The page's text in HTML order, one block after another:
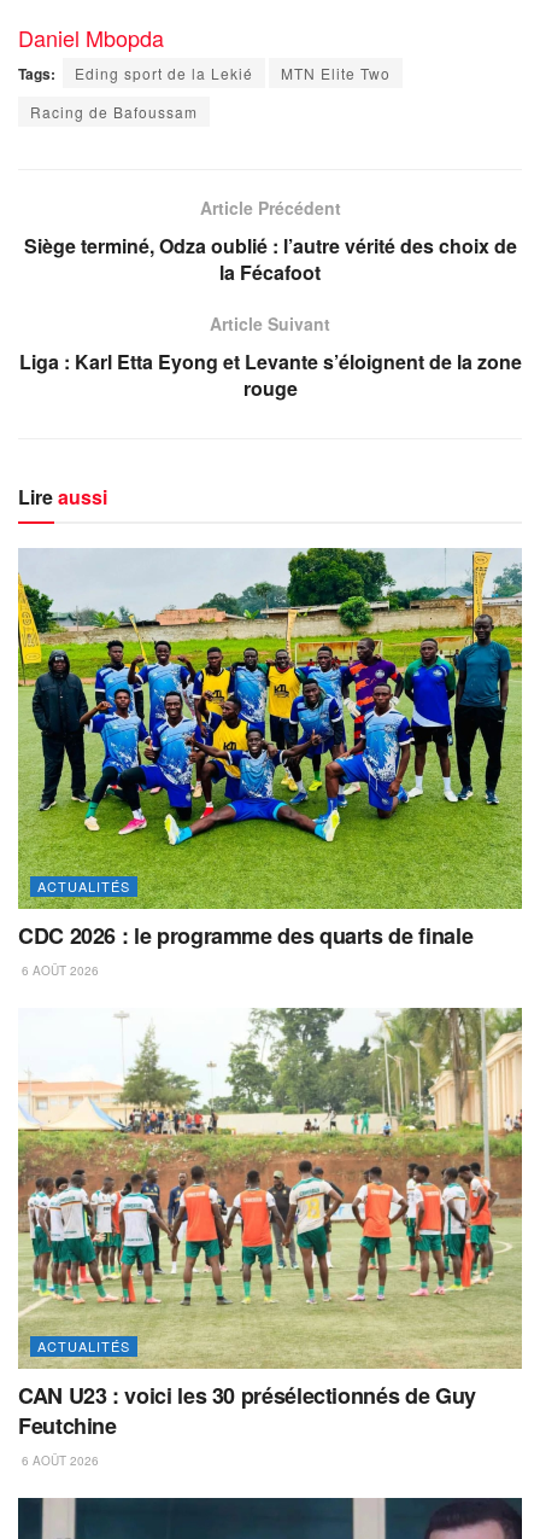
Daniel Mbopda
Tags: Eding sport de la Lekié
MTN Elite Two
Racing de Bafoussam
Article Précédent
Siège terminé, Odza oublié : l’autre vérité des choix de
la Fécafoot
Article Suivant
Liga : Karl Etta Eyong et Levante s’éloignent de la zone
rouge
Lireaussi
ACTUALITÉS
CDC 2026 : le programme des quarts de finale
6 AOÛT 2026
ACTUALITÉS
CAN U23 : voici les 30 présélectionnés de Guy
Feutchine
6 AOÛT 2026